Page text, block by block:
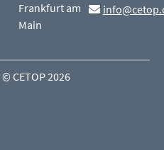
Frankfurt am
Main
© CETOP 2026